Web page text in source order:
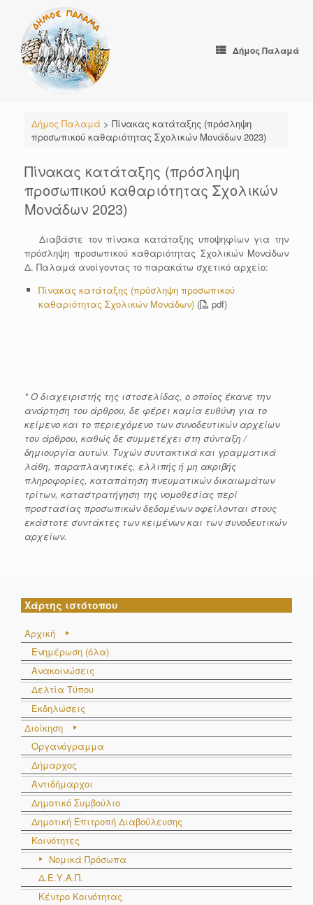
content
Δήμος Παλαμά
Δήμος Παλαμά > Πίνακας κατάταξης (πρόσληψη
προσωπικού καθαριότητας Σχολικών Μονάδων 2023)
Πίνακας κατάταξης (πρόσληψη
προσωπικού καθαριότητας Σχολικών
Μονάδων 2023)
Διαβάστε τον πίνακα κατάταξης υποψηφίων για την
πρόσληψη προσωπικού καθαριότητας Σχολικών Μονάδων
Δ. Παλαμά ανοίγοντας το παρακάτω σχετικό αρχείο:
Πίνακας κατάταξης (πρόσληψη προσωπικού
καθαριότητας Σχολικών Μονάδων)( pdf)
* Ο διαχειριστής της ιστοσελίδας, ο οποίος έκανε την
ανάρτηση του άρθρου, δε φέρει καμία ευθύνη για το
κείμενο και το περιεχόμενο των συνοδευτικών αρχείων
του άρθρου, καθώς δε συμμετέχει στη σύνταξη /
δημιουργία αυτών. Τυχών συντακτικά και γραμματικά
λάθη, παραπλανητικές, ελλιπής ή μη ακριβής
πληροφορίες, καταπάτηση πνευματικών δικαιωμάτων
τρίτων, καταστρατήγηση της νομοθεσίας περί
προστασίας προσωπικών δεδομένων οφείλονται στους
εκάστοτε συντάκτες των κειμένων και των συνοδευτικών
αρχείων.
Χάρτης ιστότοπου
Αρχική
Ενημέρωση (όλα)
Ανακοινώσεις
Δελτία Τύπου
Εκδηλώσεις
Διοίκηση
Οργανόγραμμα
Δήμαρχος
Αντιδήμαρχοι
Δημοτικό Συμβούλιο
Δημοτική Επιτροπή Διαβούλευσης
Κοινότητες
Νομικά Πρόσωπα
Δ.Ε.Υ.Α.Π.
Κέντρο Κοινότητας